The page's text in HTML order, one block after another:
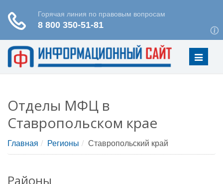
Меню
Отделы МФЦ в
Ставропольском крае
Главная Регионы Ставропольский край
Районы